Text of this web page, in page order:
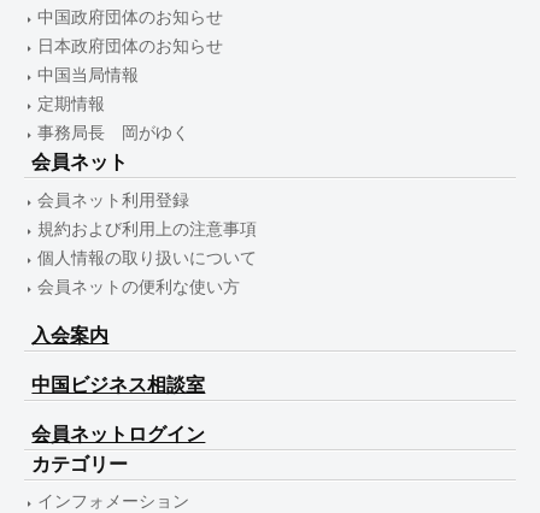
中国政府団体のお知らせ
日本政府団体のお知らせ
中国当局情報
定期情報
事務局長 岡がゆく
会員ネット
会員ネット利用登録
規約および利用上の注意事項
個人情報の取り扱いについて
会員ネットの便利な使い方
入会案内
中国ビジネス相談室
会員ネットログイン
カテゴリー
インフォメーション